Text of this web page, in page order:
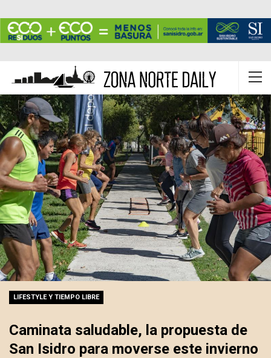
LIFESTYLE Y TIEMPO LIBRE
Caminata saludable, la propuesta de
San Isidro para moverse este invierno